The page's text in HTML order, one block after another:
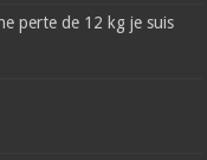
perte de 12 kg je suis